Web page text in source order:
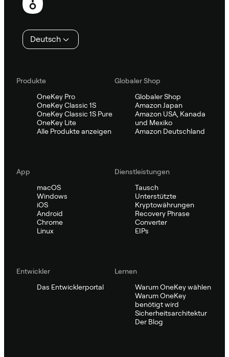
Deutsch
Produkte
OneKey Pro
OneKey Classic 1S
OneKey Classic 1S Pure
OneKey Lite
Alle Produkte anzeigen
Globaler Shop
Globaler Shop
Amazon Japan
Amazon USA, Kanada
und Mexiko
Amazon Deutschland
App
macOS
Windows
iOS
Android
Chrome
Linux
Dienstleistungen
Tausch
Unterstützte
Kryptowährungen
Recovery Phrase
Converter
EIPs
Entwickler
Das Entwicklerportal
Lernen
Warum OneKey wählen
Warum OneKey
benötigt wird
Sicherheitsarchitektur
Der Blog